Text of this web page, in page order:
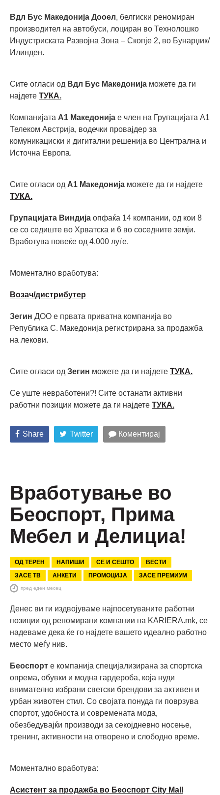
Вдл Бус Македонија Дооел, белгиски реномиран
производител на автобуси, лоциран во Технолошко
Индустриската Развојна Зона – Скопје 2, во Бунарџик/
Илинден.
Сите огласи од Вдл Бус Македонија можете да ги
најдете ТУКА.
Компанијата А1 Македонија е член на Групацијата А1
Телеком Австрија, водечки провајдер за
комуникациски и дигитални решенија во Централна и
Источна Европа.
Сите огласи од А1 Македонија можете да ги најдете
ТУКА.
Групацијата Виндија опфаќа 14 компании, од кои 8
се со седиште во Хрватска и 6 во соседните земји.
Вработува повеќе од 4.000 луѓе.
Моментално вработува:
Возач/дистрибутер
Зегин ДОО е првата приватна компанија во
Република С. Македонија регистрирана за продажба
на лекови.
Сите огласи од Зегин можете да ги најдете ТУКА.
Се уште невработени?! Сите останати активни
работни позиции можете да ги најдете ТУКА.
Share Twitter Коментирај
Вработување во
Беоспорт, Прима
Мебел и Делициа!
ОД ТЕРЕН НАПИШИ СЕ И СЕШТО
ВЕСТИ
ЗАСЕ ТВ
АНКЕТИ ПРОМОЦИЈА ЗАСЕ ПРЕМИУМ
пред еден месец
Денес ви ги издвојуваме најпосетуваните работни
позиции од реномирани компании на KARIERA.mk, се
надеваме дека ќе го најдете вашето идеално работно
место меѓу нив.
Беоспорт е компанија специјализирана за спортска
опрема, обувки и модна гардероба, која нуди
внимателно избрани светски брендови за активен и
урбан животен стил. Со својата понуда ги поврзува
спортот, удобноста и современата мода,
обезбедувајќи производи за секојдневно носење,
тренинг, активности на отворено и слободно време.
Моментално вработува:
Асистент за продажба во Беоспорт City Mall